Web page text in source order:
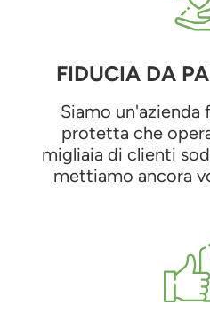
FIDUCIA DA
Siamo un'azienda
protetta che
migliaia di clienti
mettiamo ancora